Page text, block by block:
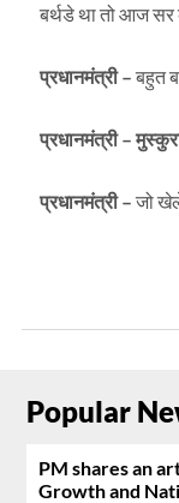
बर्थडे था तो आज
प्रधानमंत्री – बहुत
प्रधानमंत्री –
प्रधानमंत्री – जो
Popular
PM shares an
Growth and